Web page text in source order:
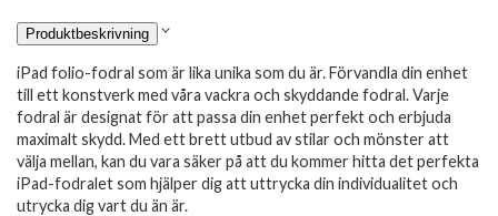
Produktbeskrivning
iPad folio-fodral som är lika unika som du är. Förvandla din enhet
till ett konstverk med våra vackra och skyddande fodral. Varje
fodral är designat för att passa din enhet perfekt och erbjuda
maximalt skydd. Med ett brett utbud av stilar och mönster att
välja mellan, kan du vara säker på att du kommer hitta det perfekta
iPad-fodralet som hjälper dig att uttrycka din individualitet och
utrycka dig vart du än är.